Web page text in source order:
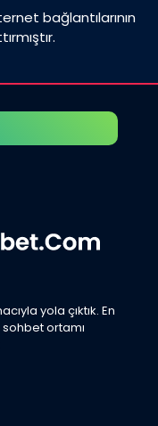
bağlantılarının
yola çıktık. En
ortamı